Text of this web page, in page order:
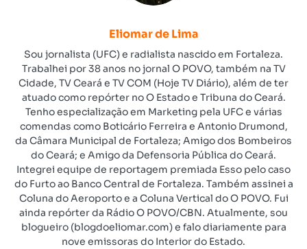
Eliomar de Lima
Sou jornalista (UFC) e radialista nascido em Fortaleza.
Trabalhei por 38 anos no jornal O POVO, também na TV
Cidade, TV Ceará e TV COM (Hoje TV Diário), além de ter
atuado como repórter no O Estado e Tribuna do Ceará.
Tenho especialização em Marketing pela UFC e várias
comendas como Boticário Ferreira e Antonio Drumond,
da Câmara Municipal de Fortaleza; Amigo dos Bombeiros
do Ceará; e Amigo da Defensoria Pública do Ceará.
Integrei equipe de reportagem premiada Esso pelo caso
do Furto ao Banco Central de Fortaleza. Também assinei a
Coluna do Aeroporto e a Coluna Vertical do O POVO. Fui
ainda repórter da Rádio O POVO/CBN. Atualmente, sou
blogueiro (blogdoeliomar.com) e falo diariamente para
nove emissoras do Interior do Estado.